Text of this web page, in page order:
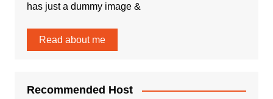
has just a dummy image &
Read about me
Recommended Host